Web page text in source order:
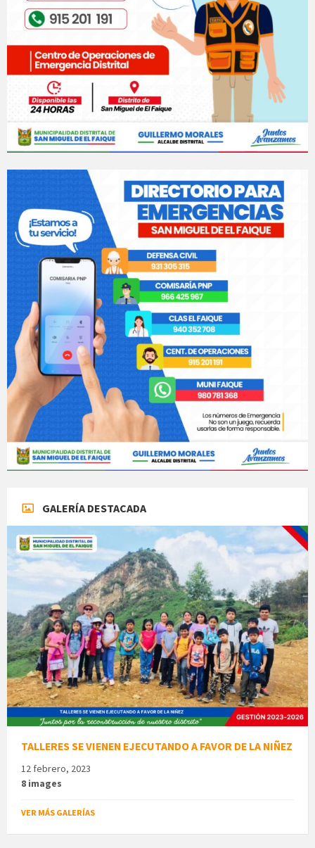
GALERÍA DESTACADA
TALLERES SE VIENEN EJECUTANDO A FAVOR DE LA NIÑEZ
12 febrero, 2023
8 images
VER MÁS GALERÍAS